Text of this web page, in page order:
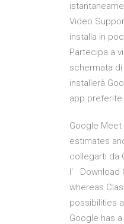
Video
installa in
Partecipa a
schermata
installerà
app preferite
Google Meet
estimates
collegarti da
l' Download
whereas
possibilities
Google has